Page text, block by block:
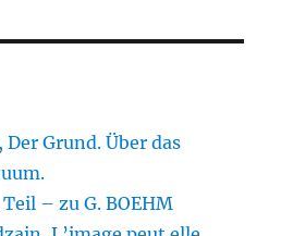
Grund. Über das
– zu G. BOEHM